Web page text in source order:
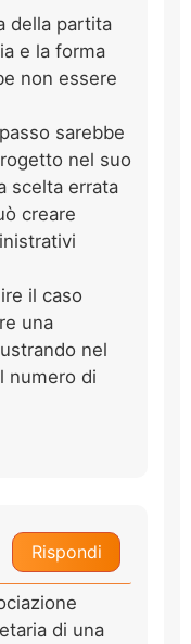
della partita
e la forma
non essere
sarebbe
nel suo
scelta errata
creare
il caso
una
nel
numero di
Rispondi
di una